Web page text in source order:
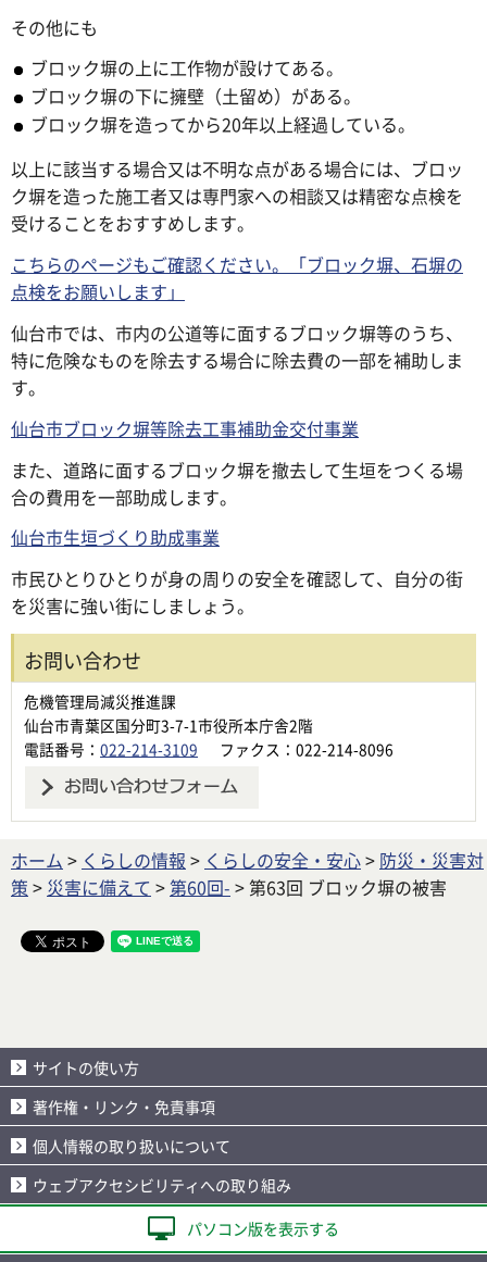
その他にも
ブロック塀の上に工作物が設けてある。
ブロック塀の下に擁壁（土留め）がある。
ブロック塀を造ってから20年以上経過している。
以上に該当する場合又は不明な点がある場合には、ブロッ
ク塀を造った施工者又は専門家への相談又は精密な点検を
受けることをおすすめします。
こちらのページもご確認ください。「ブロック塀、石塀の
点検をお願いします」
仙台市では、市内の公道等に面するブロック塀等のうち、
特に危険なものを除去する場合に除去費の一部を補助しま
す。
仙台市ブロック塀等除去工事補助金交付事業
また、道路に面するブロック塀を撤去して生垣をつくる場
合の費用を一部助成します。
仙台市生垣づくり助成事業
市民ひとりひとりが身の周りの安全を確認して、自分の街
を災害に強い街にしましょう。
お問い合わせ
危機管理局減災推進課
仙台市青葉区国分町3-7-1市役所本庁舎2階
電話番号： 022-214-3109 ファクス：022-214-8096
ホーム > くらしの情報 > くらしの安全・安心> 防災・災害対
策 > 災害に備えて >第60回- > 第63回 ブロック塀の被害
サイトの使い方
著作権・リンク・免責事項
個人情報の取り扱いについて
ウェブアクセシビリティへの取り組み
パソコン版を表示する